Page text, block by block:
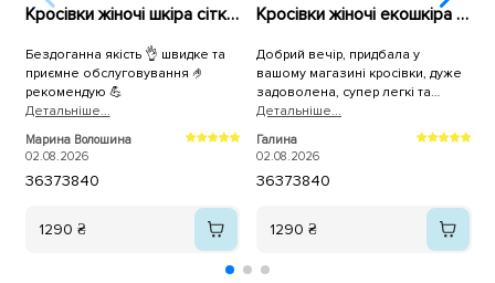
Кросівки жіночі шкіра сітка 594681 Білі
Бездоганна якість 👌 швидке та
приємне обслуговування 🤌
рекомендую 💪
Детальнiше...
Марина Волошина
02.08.2026
36373840
1290 ₴
Кросівки жіночі екошкіра сітка 595293 Білі
Добрий вечір, придбала у
вашому магазині кросівки, дуже
задоволена, супер легкі та
зручні, а для чоловіка крокси, він
теж задоволений. Дякуємо.
Детальнiше...
Галина
02.08.2026
36373840
1290 ₴